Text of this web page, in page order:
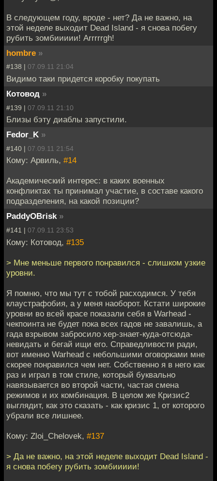
В следующем году, вроде - нет? Да не важно, на
этой неделе выходит Dead Island - я снова побегу
рубить зомбиииии! Arrrrrgh!
hombre »
#138 | 07.09.11 21:04
Видимо таки придется коробку покупать
Котовод »
#139 | 07.09.11 21:10
Близы бэту диаблы запустили.
Fedor_K »
#140 | 07.09.11 21:54
Кому: Арвиль, #14
Академический интерес: в каких военных
конфликтах ты принимал участие, в составе какого
подразделения, на какой позиции?
PaddyOBrisk »
#141 | 07.09.11 23:53
Кому: Котовод, #135
> Мне меньше первого понравился - слишком узкие
уровни.
Я помню, что мы тут с тобой расходимся. У тебя
клаустрафобия, а у меня наоборот. Кстати широкие
уровни во всей красе показали себя в Warhead -
чекпоинта не будет пока всех гадов не завалишь, а
гада взрывом забросило хер-знает-куда-отсюда-
невидать и бегай ищи его. Справедливости ради,
вот именно Warhead с небольшими оговорками мне
скорее понравился чем нет. Собственно я в него как
раз и играл в том стиле, который буквально
навязывается во второй части, частая смена
режимов и их комбинация. В целом же Кризис2
выглядит, как это сказать - как кризис 1, от которого
убрали все лишнее.
Кому: Zloi_Chelovek, #137
> Да не важно, на этой неделе выходит Dead Island -
я снова побегу рубить зомбиииии!